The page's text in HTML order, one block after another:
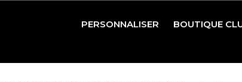
PERSONNALISER BOUTIQUE